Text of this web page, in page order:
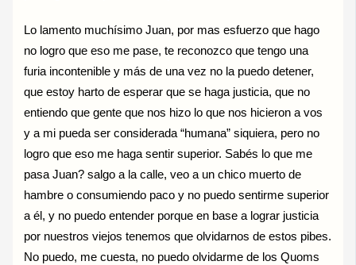
Lo lamento muchísimo Juan, por mas esfuerzo que hago
no logro que eso me pase, te reconozco que tengo una
furia incontenible y más de una vez no la puedo detener,
que estoy harto de esperar que se haga justicia, que no
entiendo que gente que nos hizo lo que nos hicieron a vos
y a mi pueda ser considerada “humana” siquiera, pero no
logro que eso me haga sentir superior. Sabés lo que me
pasa Juan? salgo a la calle, veo a un chico muerto de
hambre o consumiendo paco y no puedo sentirme superior
a él, y no puedo entender porque en base a lograr justicia
por nuestros viejos tenemos que olvidarnos de estos pibes.
No puedo, me cuesta, no puedo olvidarme de los Quoms